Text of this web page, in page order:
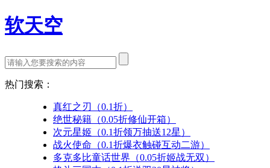
软天空
热门搜索：
真红之刃（0.1折）
绝世秘籍（0.05折修仙开箱）
次元星姬（0.1折领万抽送12星）
战火使命（0.1折爆衣触碰互动二游）
多克多比童话世界（0.05折姬战无双）